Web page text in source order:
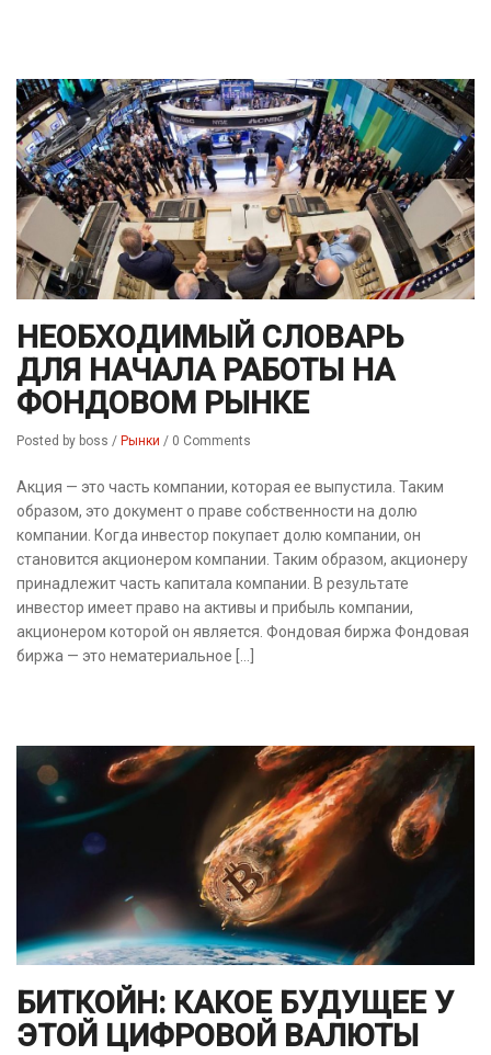
НЕОБХОДИМЫЙ СЛОВАРЬ
ДЛЯ НАЧАЛА РАБОТЫ НА
ФОНДОВОМ РЫНКЕ
Posted by boss / Рынки / 0 Comments
Акция — это часть компании, которая ее выпустила. Таким
образом, это документ о праве собственности на долю
компании. Когда инвестор покупает долю компании, он
становится акционером компании. Таким образом, акционеру
принадлежит часть капитала компании. В результате
инвестор имеет право на активы и прибыль компании,
акционером которой он является. Фондовая биржа Фондовая
биржа — это нематериальное […]
БИТКОЙН: КАКОЕ БУДУЩЕЕ У
ЭТОЙ ЦИФРОВОЙ ВАЛЮТЫ